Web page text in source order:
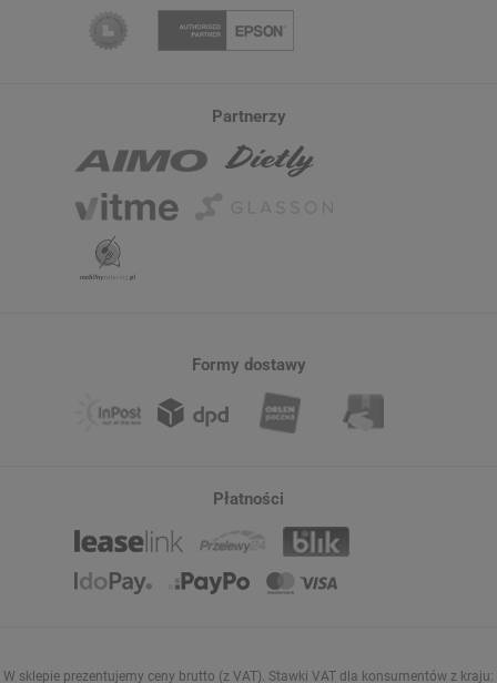
Partnerzy
Formy dostawy
Płatności
W sklepie prezentujemy ceny brutto (z VAT). Stawki VAT dla konsumentów z kraju: